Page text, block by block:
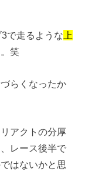
で走るような 上
笑
らくなったか
アクトの分厚
レース後半で
はないかと思